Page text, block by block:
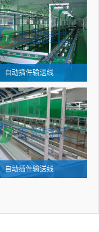
自动插件输送线
自动插件输送线